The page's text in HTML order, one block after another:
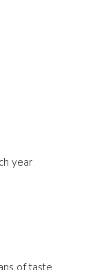
year
of taste